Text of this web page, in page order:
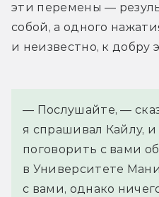
эти перемены —
собой, а одного
и неизвестно, к добру
— Послушайте, —
я спрашивал Кайлу,
поговорить с вами
в Университете
с вами, однако